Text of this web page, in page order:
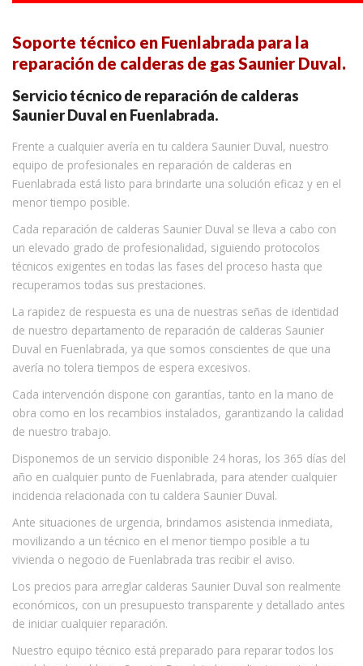
Soporte técnico en Fuenlabrada para la
reparación de calderas de gas Saunier Duval.
Servicio técnico de reparación de calderas
Saunier Duval en Fuenlabrada.
Frente a cualquier avería en tu caldera Saunier Duval, nuestro
equipo de profesionales en reparación de calderas en
Fuenlabrada está listo para brindarte una solución eficaz y en el
menor tiempo posible.
Cada reparación de calderas Saunier Duval se lleva a cabo con
un elevado grado de profesionalidad, siguiendo protocolos
técnicos exigentes en todas las fases del proceso hasta que
recuperamos todas sus prestaciones.
La rapidez de respuesta es una de nuestras señas de identidad
de nuestro departamento de reparación de calderas Saunier
Duval en Fuenlabrada, ya que somos conscientes de que una
avería no tolera tiempos de espera excesivos.
Cada intervención dispone con garantías, tanto en la mano de
obra como en los recambios instalados, garantizando la calidad
de nuestro trabajo.
Disponemos de un servicio disponible 24 horas, los 365 días del
año en cualquier punto de Fuenlabrada, para atender cualquier
incidencia relacionada con tu caldera Saunier Duval.
Ante situaciones de urgencia, brindamos asistencia inmediata,
movilizando a un técnico en el menor tiempo posible a tu
vivienda o negocio de Fuenlabrada tras recibir el aviso.
Los precios para arreglar calderas Saunier Duval son realmente
económicos, con un presupuesto transparente y detallado antes
de iniciar cualquier reparación.
Nuestro equipo técnico está preparado para reparar todos los